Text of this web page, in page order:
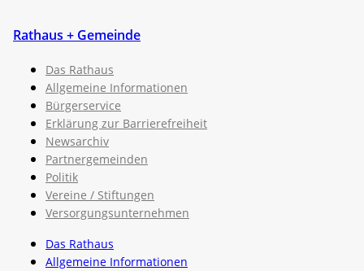
Rathaus + Gemeinde
Das Rathaus
Allgemeine Informationen
Bürgerservice
Erklärung zur Barrierefreiheit
Newsarchiv
Partnergemeinden
Politik
Vereine / Stiftungen
Versorgungsunternehmen
Das Rathaus
Allgemeine Informationen